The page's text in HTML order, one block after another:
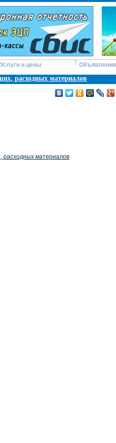
Услуги и цены Объявления
расходных материалов
расходных материалов